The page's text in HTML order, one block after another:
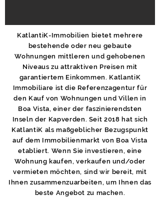
KatlantiK-Immobilien bietet mehrere
bestehende oder neu gebaute
Wohnungen mittleren und gehobenen
Niveaus zu attraktiven Preisen mit
garantiertem Einkommen. KatlantiK
Immobiliare ist die Referenzagentur für
den Kauf von Wohnungen und Villen in
Boa Vista, einer der faszinierendsten
Inseln der Kapverden. Seit 2018 hat sich
KatlantiK als maßgeblicher Bezugspunkt
auf dem Immobilienmarkt von Boa Vista
etabliert. Wenn Sie investieren, eine
Wohnung kaufen, verkaufen und/oder
vermieten möchten, sind wir bereit, mit
Ihnen zusammenzuarbeiten, um Ihnen das
beste Angebot zu machen.